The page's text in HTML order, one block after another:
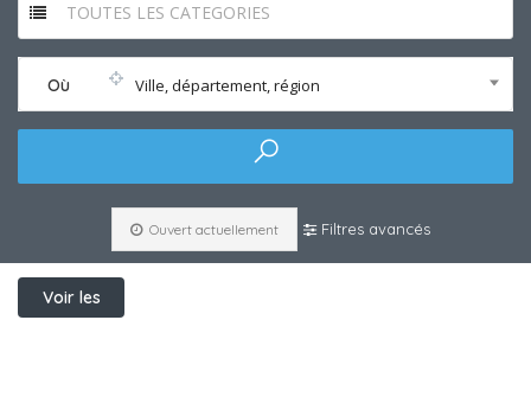
TOUTES LES CATEGORIES
Où Ville, département, région
Ouvert actuellement Filtres avancés
Voir les